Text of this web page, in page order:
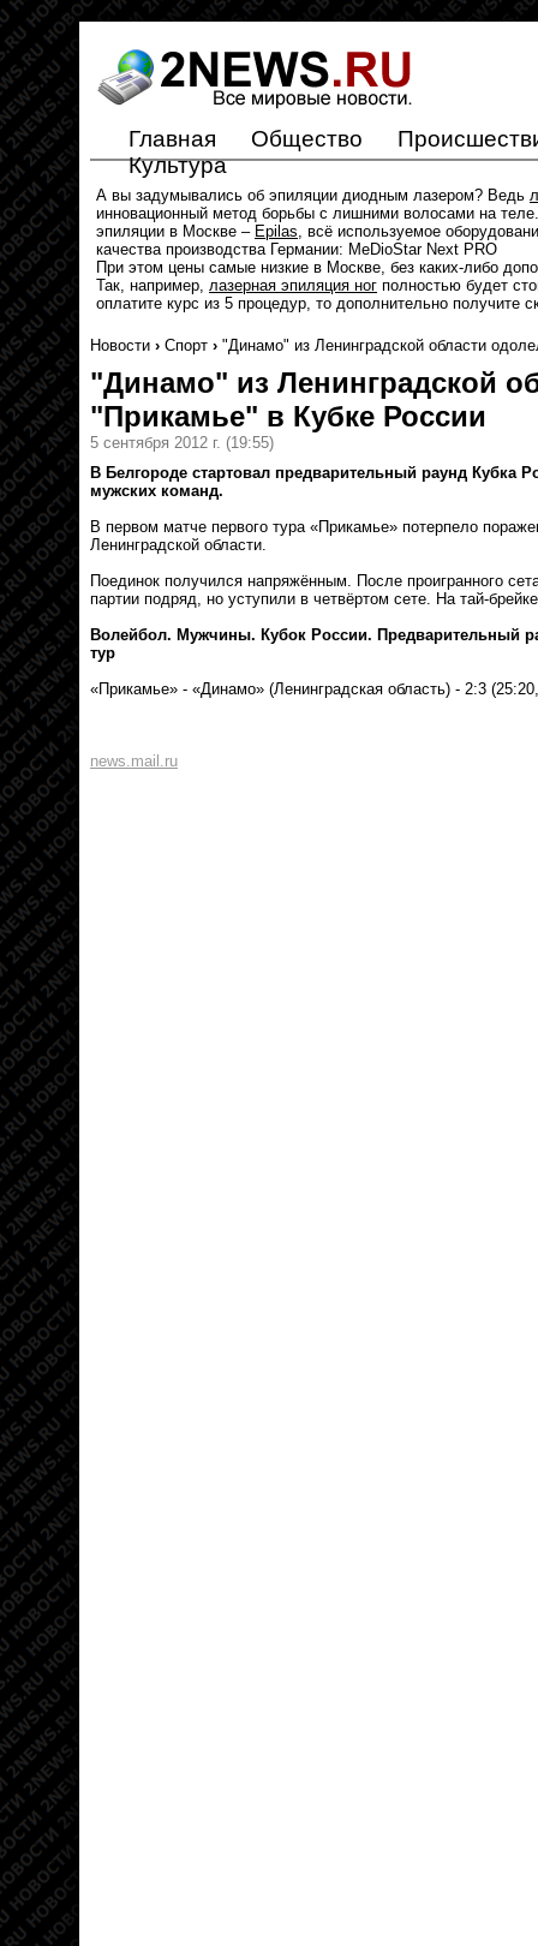
Главная Общество
Культура
А вы задумывались об эпиляции диодным лазером? Ведь
инновационный метод борьбы с лишними волосами на
эпиляции в Москве – Epilas, всё используемое
качества производства Германии: MeDioStar Next PRO
При этом цены самые низкие в Москве, без каких-либо
Так, например, лазерная эпиляция ног полностью будет
оплатите курс из 5 процедур, то дополнительно получите
Новости › Спорт › "Динамо" из Ленинградской области
"Динамо" из Ленинградской
"Прикамье" в Кубке России
5 сентября 2012 г. (19:55)
В Белгороде стартовал предварительный раунд Кубка
мужских команд.
В первом матче первого тура «Прикамье» потерпело
Ленинградской области.
Поединок получился напряжённым. После проигранного
партии подряд, но уступили в четвёртом сете. На тай-
Волейбол. Мужчины. Кубок России. Предварительный
тур
«Прикамье» - «Динамо» (Ленинградская область) - 2:3
news.mail.ru